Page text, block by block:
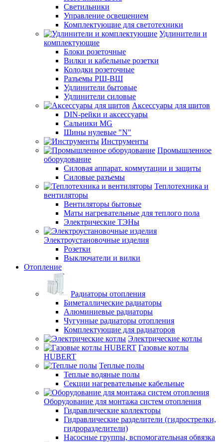
Светильники
Управление освещением
Комплектующие для светотехники
Удлинители и
комплектующие
Блоки розеточные
Вилки и кабельные розетки
Колодки розеточные
Разъемы РШ-ВШ
Удлинители бытовые
Удлинители силовые
Аксессуары для щитов
DIN-рейки и аксессуары
Сальники MG
Шины нулевые "N"
Инструменты
Промышленное
оборудование
Силовая аппарат. коммутации и защиты
Силовые разъемы
Теплотехника и
вентиляторы
Вентиляторы бытовые
Маты нагревательные для теплого пола
Электрические ТЭНы
Электроустановочные изделия
Розетки
Выключатели и вилки
Отопление
Радиаторы отопления
Биметаллические радиаторы
Алюминиевые радиаторы
Чугунные радиаторы отопления
Комплектующие для радиаторов
Электрические котлы
Газовые котлы
HUBERT
Теплые полы
Теплые водяные полы
Секции нагревательные кабельные
Оборудование для монтажа систем отопления
Гидравлические коллекторы
Гидравлические разделители (гидрострелки,
гидроразделители)
Насосные группы, вспомогательная обвязка